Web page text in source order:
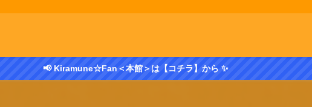
📢 Kiramune☆Fan＜本館＞は【コチラ】から ✨